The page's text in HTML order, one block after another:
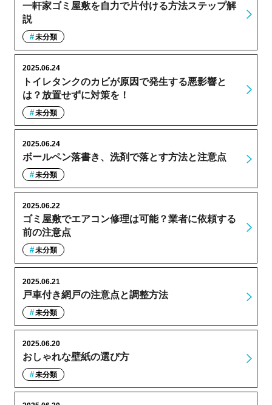
一軒家ゴミ屋敷を自力で片付ける方法ステップ解
説
未分類
トイレタンクのカビが原因で発生する悪影響と
は？放置せずに対策を！
2025.06.24
未分類
ボールペン落書き、洗剤で落とす方法と注意点
2025.06.24
未分類
ゴミ屋敷でエアコン修理は可能？業者に依頼する
前の注意点
2025.06.22
未分類
戸車付き網戸の注意点と調整方法
2025.06.21
未分類
おしゃれな壁紙の選び方
2025.06.20
未分類